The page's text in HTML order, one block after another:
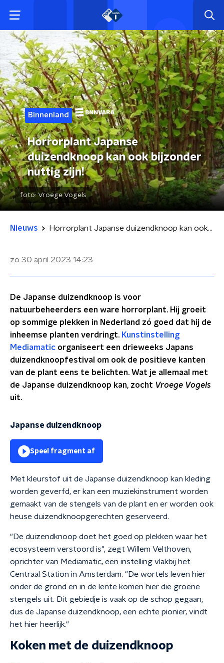
Binnenland
Horrorplant Japanse
duizendknoop kan ook bijzonder
nuttig zijn!
foto:Vroege Vogels
Nieuws Horrorplant Japanse duizendknoop kan ook bijzonder nuttig zijn!
zo 30 april 2023 14:23
De Japanse duizendknoop is voor
natuurbeheerders een ware horrorplant. Hij groeit
op sommige plekken in Nederland zó goed dat hij de
inheemse planten verdringt. Kunstinstelling
Mediamatic organiseert een drieweeks Japans
duizendknoopfestival om ook de positieve kanten
van de plant eens te belichten. Wat je allemaal met
de Japanse duizendknoop kan, zocht Vroege Vogels
uit.
Japanse duizendknoop
Speel fragment af
Met kleurstof uit de Japanse duizendknoop kan kleding
worden geverfd, er kan een muziekinstrument worden
gemaakt van de stengels van de plant en er worden ook
heuse duizendknoopgerechten geserveerd.
"De duizendknoop doet het goed op plekken waar het
ecosysteem verstoord is", zegt Willem Velthoven,
oprichter van Mediamatic, een instelling vlakbij het
Centraal Station in Amsterdam. "De wortels leven hier
onder de grond en in de lente komen hier die groene
stengels uit. Dit gebiedje is vaak op de schop gegaan,
dus de Japanse duizendknoop, een echte pionier, vindt
het hier heerlijk."
Koken met de duizendknoop